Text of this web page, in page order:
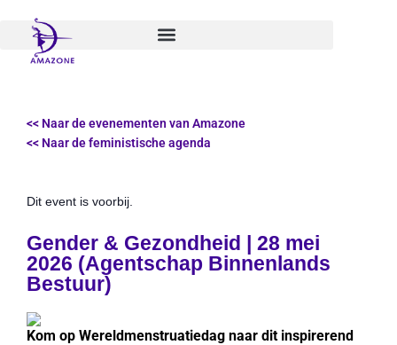
inhoud
<< Naar de evenementen van Amazone
<< Naar de feministische agenda
Dit event is voorbij.
Gender & Gezondheid | 28 mei
2026 (Agentschap Binnenlands
Bestuur)
Kom op Wereldmenstruatiedag naar dit inspirerend